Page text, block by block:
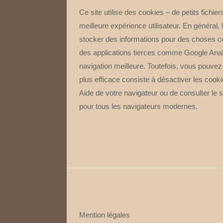
Ce site utilise des cookies – de petits
meilleure expérience utilisateur. En
stocker des informations pour des choses
des applications tierces comme Google
navigation meilleure. Toutefois, vous
plus efficace consiste à désactiver les
Aide de votre navigateur ou de consulter le
pour tous les navigateurs modernes.
Mention légales